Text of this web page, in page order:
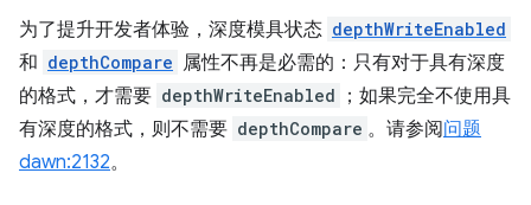
为了提升开发者体验，深度模具状态 depthWriteEnabled
和 depthCompare 属性不再是必需的：只有对于具有深度
的格式，才需要 depthWriteEnabled
；如果完全不使用具
有深度的格式，则不需要 depthCompare 。请参阅问题
dawn:2132。